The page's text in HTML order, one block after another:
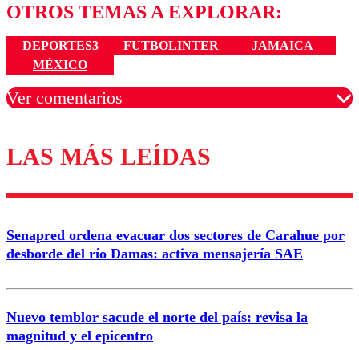
OTROS TEMAS A EXPLORAR:
DEPORTES3 FUTBOLINTER
JAMAICA
MÉXICO
Ver comentarios
Los comentarios son moderados para garantizar un
diálogo respetuoso.
Correo
LAS MÁS LEÍDAS
Senapred ordena evacuar dos sectores de Carahue por
desborde del río Damas: activa mensajería SAE
Nuevo temblor sacude el norte del país: revisa la
magnitud y el epicentro